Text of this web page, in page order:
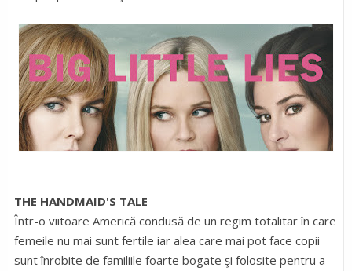
THE HANDMAID'S TALE
Într-o viitoare Americă condusă de un regim totalitar în care
femeile nu mai sunt fertile iar alea care mai pot face copii
sunt înrobite de familiile foarte bogate şi folosite pentru a